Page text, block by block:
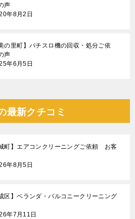
声
年8月2日
の里町】パチスロ機の回収・処分ご依
声
年6月5日
最新クチコミ
町】エアコンクリーニングご依頼 お客
年8月5日
区】ベランダ・バルコニークリーニング
年7月11日